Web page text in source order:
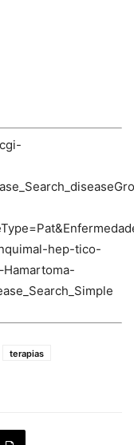
hep-tico-
terapias